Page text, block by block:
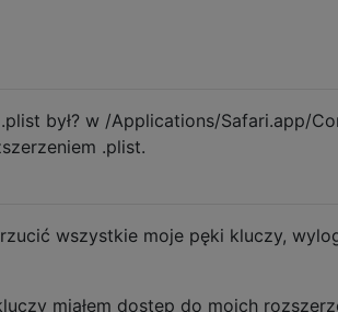
był? w /Applications/Safari.app/
.plist.
wszystkie moje pęki kluczy,
miałem dostęp do moich